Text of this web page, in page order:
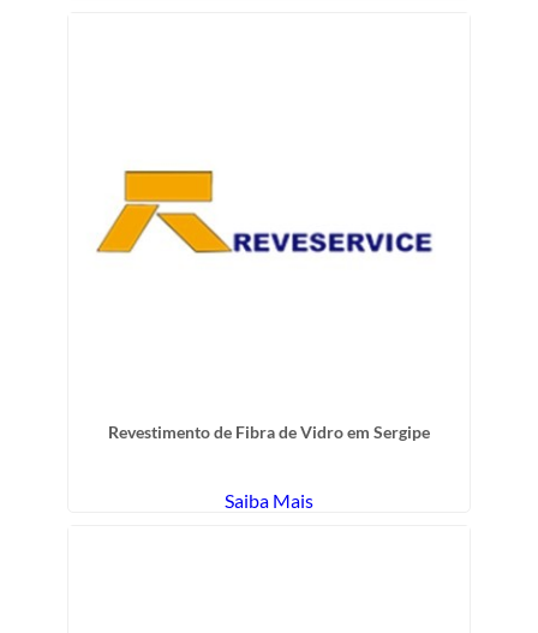
Revestimento de Fibra de Vidro em Sergipe
Saiba Mais